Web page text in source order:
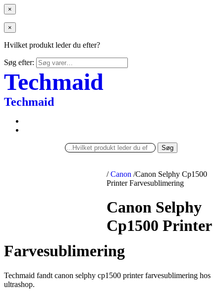
×
×
Hvilket produkt leder du efter?
Søg efter:
Techmaid
Techmaid
Søg
/ Canon /Canon Selphy Cp1500
Printer Farvesublimering
Canon Selphy
Cp1500 Printer
Farvesublimering
Techmaid fandt canon selphy cp1500 printer farvesublimering hos
ultrashop.